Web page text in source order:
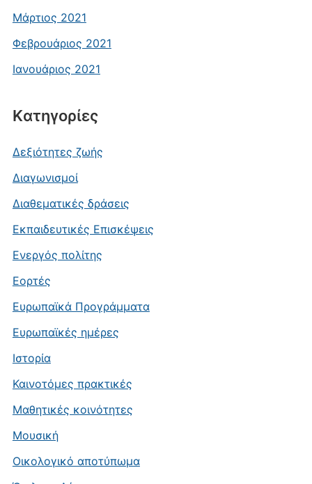
Μάρτιος 2021
Φεβρουάριος 2021
Ιανουάριος 2021
Kατηγορίες
Δεξιότητες ζωής
Διαγωνισμοί
Διαθεματικές δράσεις
Εκπαιδευτικές Επισκέψεις
Ενεργός πολίτης
Εορτές
Ευρωπαϊκά Προγράμματα
Ευρωπαϊκές ημέρες
Ιστορία
Καινοτόμες πρακτικές
Μαθητικές κοινότητες
Μουσική
Οικολογικό αποτύπωμα